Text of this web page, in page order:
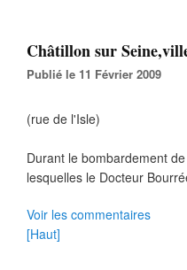
Châtillon sur
Publié le 11 Février 2009
(rue de l'Isle)
Durant le bombardement
lesquelles le Docteur
Voir les commentaires
[Haut]